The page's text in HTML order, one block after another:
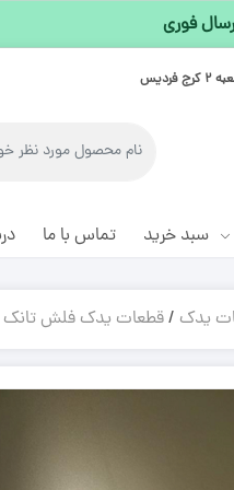
فوری
فردیس
سبد خرید تماس با ما
یدک /قطعات یدک فلش تانک